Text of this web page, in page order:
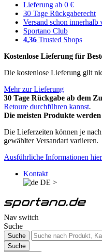
Lieferung ab 0 €
30 Tage Rückgaberecht
Versand schon innerhalb
Sportano Club
4,36 Trusted Shops
Kostenlose Lieferung für
Die kostenlose Lieferung gilt
Mehr zur Lieferung
30 Tage Rückgabe ab dem
Retoure durchführen kannst.
Die meisten Produkte
Die Lieferzeiten können je
gewählter Versandart variieren.
Ausführliche Informationen
Kontakt
DE >
Nav switch
Suche
Suche
Suche